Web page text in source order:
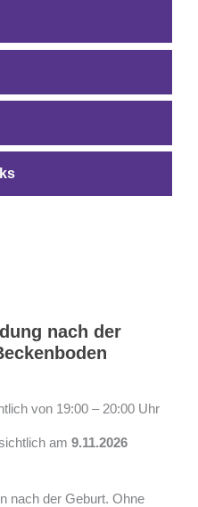
nach der
von 19:00 – 20:00 Uhr
am9.11.2026
nach der Geburt. Ohne